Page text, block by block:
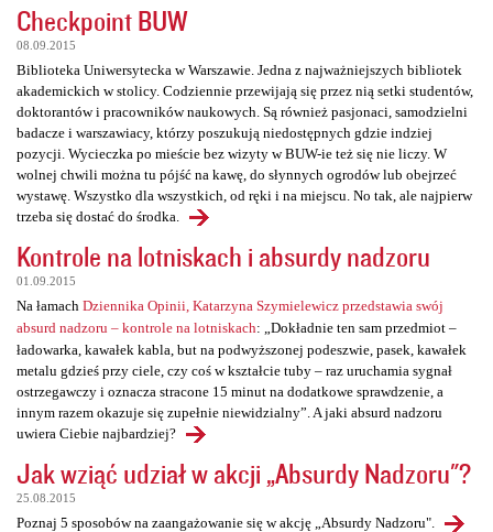
Checkpoint BUW
08.09.2015
Biblioteka Uniwersytecka w Warszawie. Jedna z najważniejszych bibliotek
akademickich w stolicy. Codziennie przewijają się przez nią setki studentów,
doktorantów i pracowników naukowych. Są również pasjonaci, samodzielni
badacze i warszawiacy, którzy poszukują niedostępnych gdzie indziej
pozycji. Wycieczka po mieście bez wizyty w BUW-ie też się nie liczy. W
wolnej chwili można tu pójść na kawę, do słynnych ogrodów lub obejrzeć
wystawę. Wszystko dla wszystkich, od ręki i na miejscu. No tak, ale najpierw
trzeba się dostać do środka.
Kontrole na lotniskach i absurdy nadzoru
01.09.2015
Na łamach Dziennika Opinii, Katarzyna Szymielewicz przedstawia swój
absurd nadzoru – kontrole na lotniskach: „Dokładnie ten sam przedmiot –
ładowarka, kawałek kabla, but na podwyższonej podeszwie, pasek, kawałek
metalu gdzieś przy ciele, czy coś w kształcie tuby – raz uruchamia sygnał
ostrzegawczy i oznacza stracone 15 minut na dodatkowe sprawdzenie, a
innym razem okazuje się zupełnie niewidzialny”. A jaki absurd nadzoru
uwiera Ciebie najbardziej?
Jak wziąć udział w akcji „Absurdy Nadzoru"?
25.08.2015
Poznaj 5 sposobów na zaangażowanie się w akcję „Absurdy Nadzoru".